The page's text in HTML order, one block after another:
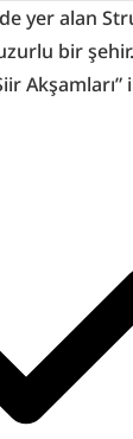
yer alan
bir
Akşamları”